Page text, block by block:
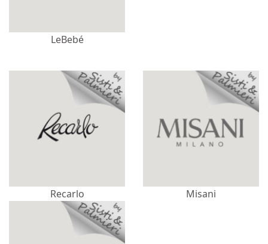
LeBebé
Recarlo Misani